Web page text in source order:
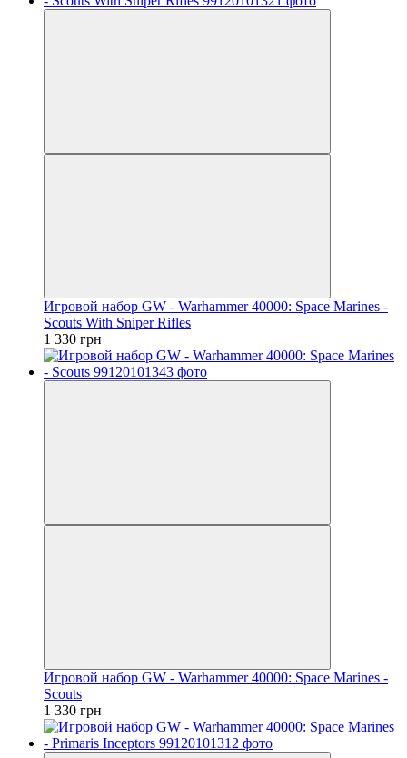
Игровой набор GW - Warhammer 40000: Space Marines -
Scouts With Sniper Rifles
1 330 грн
Игровой набор GW - Warhammer 40000: Space Marines -
Scouts
1 330 грн